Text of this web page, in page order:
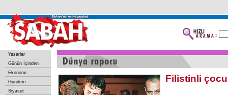
Yazarlar
Günün İçinden
Ekonomi
Gündem
Siyaset
Filistinli